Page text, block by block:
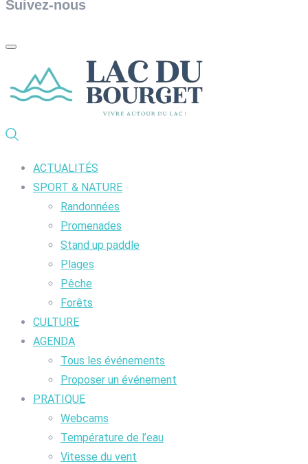
Suivez-nous
ACTUALITÉS
SPORT & NATURE
Randonnées
Promenades
Stand up paddle
Plages
Pêche
Forêts
CULTURE
AGENDA
Tous les événements
Proposer un événement
PRATIQUE
Webcams
Température de l’eau
Vitesse du vent